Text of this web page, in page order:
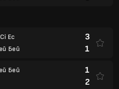
Свічбекс
Бей
4
1
Бей
3
1